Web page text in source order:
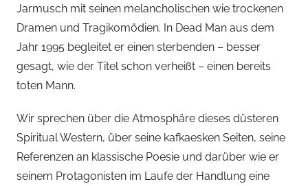
Jarmusch mit seinen melancholischen wie trockenen
Dramen und Tragikomödien. In Dead Man aus dem
Jahr 1995 begleitet er einen sterbenden – besser
gesagt, wie der Titel schon verheißt – einen bereits
toten Mann.
Wir sprechen über die Atmosphäre dieses düsteren
Spiritual Western, über seine kafkaesken Seiten, seine
Referenzen an klassische Poesie und darüber wie er
seinem Protagonisten im Laufe der Handlung eine